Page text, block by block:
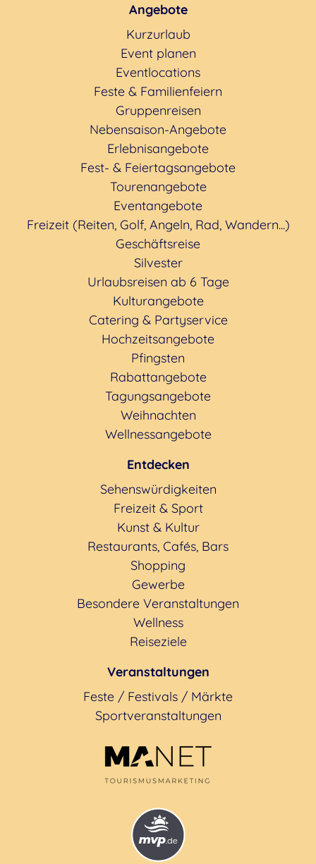
Angebote
Kurzurlaub
Event planen
Eventlocations
Feste & Familienfeiern
Gruppenreisen
Nebensaison-Angebote
Erlebnisangebote
Fest- & Feiertagsangebote
Tourenangebote
Eventangebote
Freizeit (Reiten, Golf, Angeln, Rad, Wandern...)
Geschäftsreise
Silvester
Urlaubsreisen ab 6 Tage
Kulturangebote
Catering & Partyservice
Hochzeitsangebote
Pfingsten
Rabattangebote
Tagungsangebote
Weihnachten
Wellnessangebote
Entdecken
Sehenswürdigkeiten
Freizeit & Sport
Kunst & Kultur
Restaurants, Cafés, Bars
Shopping
Gewerbe
Besondere Veranstaltungen
Wellness
Reiseziele
Veranstaltungen
Feste / Festivals / Märkte
Sportveranstaltungen